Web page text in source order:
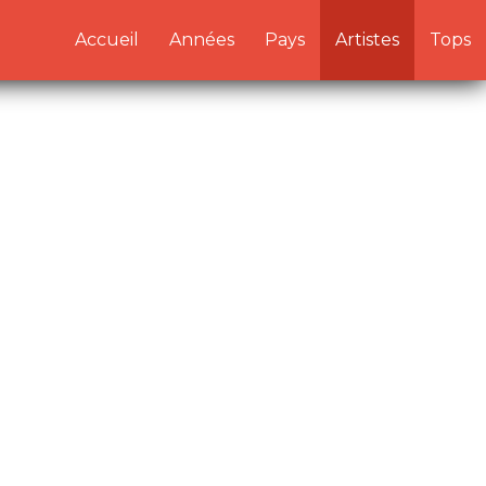
in Tops
Artistes
Pays
Années
Accueil